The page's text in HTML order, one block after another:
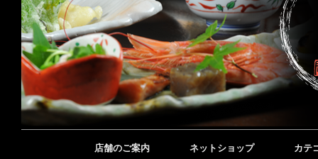
店舗のご案内 ネットショップ カテ